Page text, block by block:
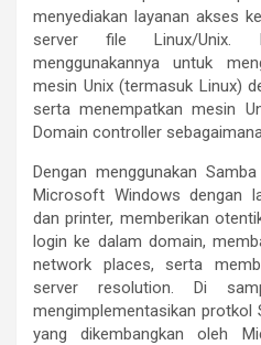
menyediakan layanan akses
server file Linux/Unix.
menggunakannya untuk
mesin Unix (termasuk Linux)
serta menempatkan mesin
Domain controller
Dengan menggunakan
Microsoft Windows dengan
dan printer, memberikan
login ke dalam domain,
network places, serta
server resolution. Di
mengimplementasikan protkol
yang dikembangkan oleh